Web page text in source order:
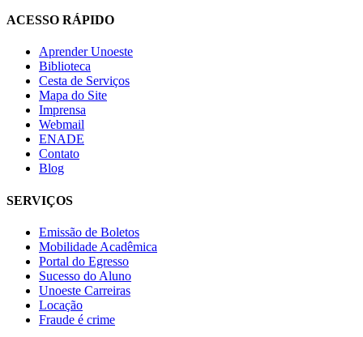
ACESSO RÁPIDO
Aprender Unoeste
Biblioteca
Cesta de Serviços
Mapa do Site
Imprensa
Webmail
ENADE
Contato
Blog
SERVIÇOS
Emissão de Boletos
Mobilidade Acadêmica
Portal do Egresso
Sucesso do Aluno
Unoeste Carreiras
Locação
Fraude é crime